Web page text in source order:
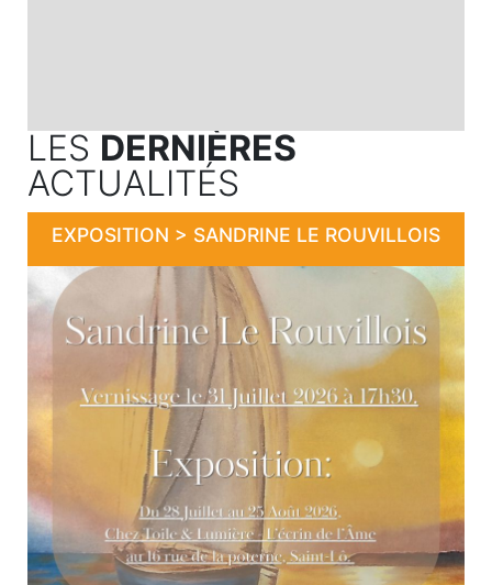
LES DERNIÈRES
ACTUALITÉS
EXPOSITION > SANDRINE LE ROUVILLOIS